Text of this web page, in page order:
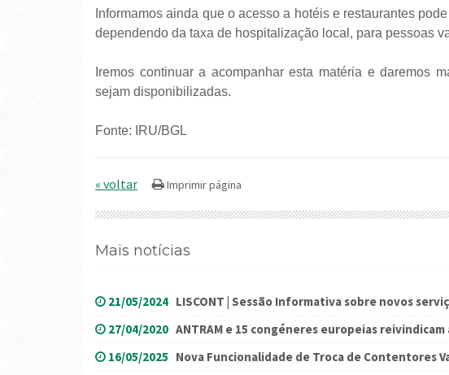
Informamos ainda que o acesso a hotéis e restaurantes
dependendo da taxa de hospitalização local, para pessoas
Iremos continuar a acompanhar esta matéria e daremos
sejam disponibilizadas.
Fonte: IRU/BGL
« voltar
Mais notícias
21/05/2024 LISCONT | Sessão Informativa sobre novos
27/04/2020 ANTRAM e 15 congéneres europeias
16/05/2025 Nova Funcionalidade de Troca de Contentores